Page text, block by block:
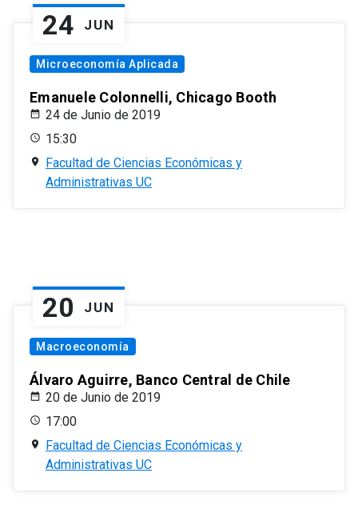
24 JUN
Microeconomía Aplicada
Emanuele Colonnelli, Chicago Booth
24 de Junio de 2019
15:30
Facultad de Ciencias Económicas y
Administrativas UC
20 JUN
Macroeconomía
Álvaro Aguirre, Banco Central de Chile
20 de Junio de 2019
17:00
Facultad de Ciencias Económicas y
Administrativas UC